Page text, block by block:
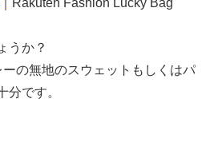
｜Rakuten Fashion Lucky Bag
うか？
の無地のスウェットもしくはパ
分です。